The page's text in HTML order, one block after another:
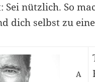
Sei nützlich. So
dich selbst zu
A